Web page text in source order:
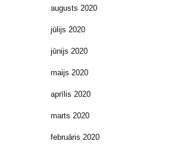
augusts 2020
jūlijs 2020
jūnijs 2020
maijs 2020
aprīlis 2020
marts 2020
februāris 2020